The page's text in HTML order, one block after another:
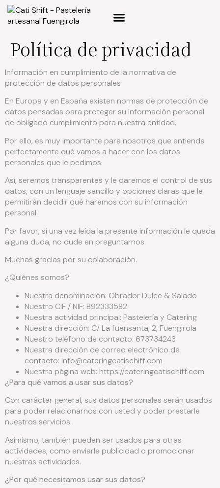
Política de privacidad
Información en cumplimiento de la normativa de
protección de datos personales
En Europa y en España existen normas de protección de
datos pensadas para proteger su información personal
de obligado cumplimiento para nuestra entidad.
Por ello, es muy importante para nosotros que entienda
perfectamente qué vamos a hacer con los datos
personales que le pedimos.
Así, seremos transparentes y le daremos el control de sus
datos, con un lenguaje sencillo y opciones claras que le
permitirán decidir qué haremos con su información
personal.
Por favor, si una vez leída la presente información le queda
alguna duda, no dude en preguntarnos.
Muchas gracias por su colaboración.
¿Quiénes somos?
Nuestra denominación: Obrador Dulce & Salado
Nuestro CIF / NIF: B92333582
Nuestra actividad principal: Pastelería y Catering
Nuestra dirección: C/ La fuensanta, 2, Fuengirola
Nuestro teléfono de contacto: 673734243
Nuestra dirección de correo electrónico de
contacto: Info@cateringcatischiff.com
Nuestra página web: https://cateringcatischiff.com
¿Para qué vamos a usar sus datos?
Con carácter general, sus datos personales serán usados
para poder relacionarnos con usted y poder prestarle
nuestros servicios.
Asimismo, también pueden ser usados para otras
actividades, como enviarle publicidad o promocionar
nuestras actividades.
¿Por qué necesitamos usar sus datos?